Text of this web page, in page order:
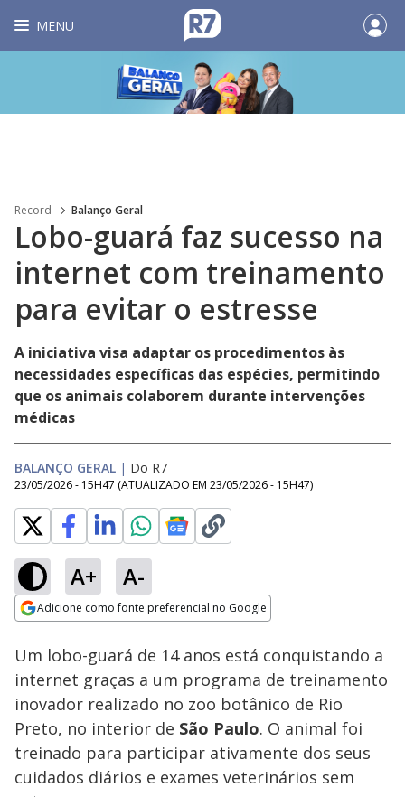
MENU
Record Balanço Geral
Lobo-guará faz sucesso na
internet com treinamento
para evitar o estresse
A iniciativa visa adaptar os procedimentos às
necessidades específicas das espécies, permitindo
que os animais colaborem durante intervenções
médicas
BALANÇO GERAL | Do R7
23/05/2026 - 15H47 (ATUALIZADO EM 23/05/2026 - 15H47)
A+ A-
Adicione como fonte preferencial no Google
Ativar
Loaded
29.32%
Um lobo-guará de 14 anos está conquistando a
internet graças a um programa de treinamento
inovador realizado no zoo botânico de Rio
Preto, no interior de São Paulo. O animal foi
treinado para participar ativamente dos seus
cuidados diários e exames veterinários sem